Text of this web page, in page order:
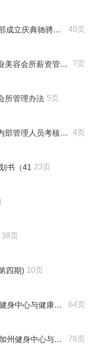
不凡主题活动策划方案 48页
会所薪资管理制度 7页
所管理办法 5页
人员考核管理制度 4页
书（41 23页
38页
四期) 10页
与健康俱乐部） 64页
健康俱乐部为研究对象 76页